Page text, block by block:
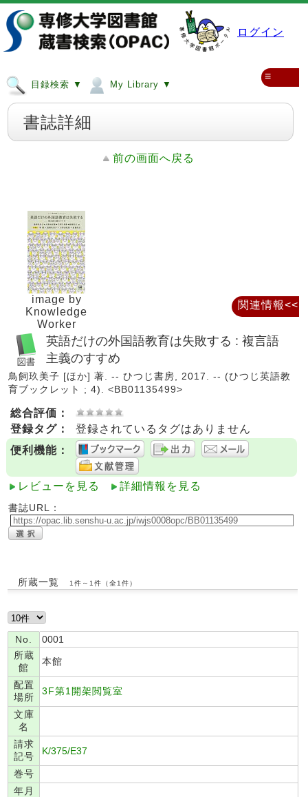
ログイン
目録検索 ▼ My Library ▼
≡
書誌詳細
前の画面へ戻る
image by
Knowledge
Worker
英語だけの外国語教育は失敗する : 複言語
主義のすすめ
鳥飼玖美子 [ほか] 著. -- ひつじ書房, 2017. -- (ひつじ英語教
育ブックレット ; 4). <BB01135499>
総合評価：
登録タグ：
登録されているタグはありません
便利機能：
レビューを見る 詳細情報を見る
書誌URL：
所蔵一覧 1件～1件（全1件）
No.
0001
所蔵
館
本館
配置
場所
3F第1開架閲覧室
文庫
名
請求
記号
K/375/E37
巻号
年月
関連情報<<